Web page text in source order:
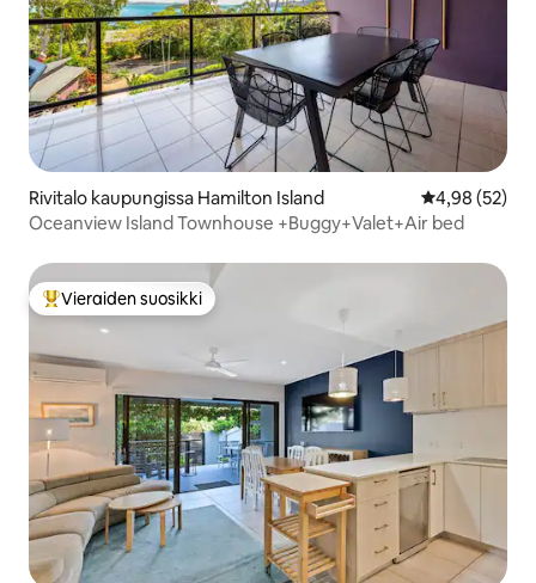
Rivitalo kaupungissa Hamilton Island
4,98 (52)
Oceanview Island Townhouse +Buggy+Valet+Air bed
Vieraiden suosikkien parhaimmistoa
Vieraiden suosikki